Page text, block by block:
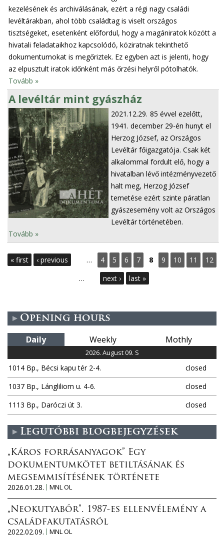
kezelésének és archiválásának, ezért a régi nagy családi
levéltárakban, ahol több családtag is viselt országos
tisztségeket, esetenként előfordul, hogy a magániratok között a
hivatali feladataikhoz kapcsolódó, köziratnak tekinthető
dokumentumokat is megőriztek. Ez egyben azt is jelenti, hogy
az elpusztult iratok időnként más őrzési helyről pótolhatók.
Tovább »
A levéltár mint gyászház
2021.12.29. 85 évvel ezelőtt,
1941. december 29-én hunyt el
Herzog József, az Országos
Levéltár főigazgatója. Csak két
alkalommal fordult elő, hogy a
hivatalban lévő intézményvezető
halt meg, Herzog József
temetése ezért szinte páratlan
gyászesemény volt az Országos
Levéltár történetében.
Tovább »
P
e
s
« first ‹ previous … 4 5 6 7 8 9 10 11
12
…
next › last »
Opening hours
Daily Weekly Mothly
2026. August 09. S
1014 Bp., Bécsi kapu tér 2-4.
closed
1037 Bp., Lángliliom u. 4-6.
closed
1113 Bp., Daróczi út 3.
closed
Legutóbbi blogbejegyzések
„Káros forrásanyagok” Egy
dokumentumkötet betiltásának és
megsemmisítésének története
2026.01.28.
MNL OL
„Neokutyabőr”. 1987-es ellenvélemény a
családfakutatásról
2022.02.09.
MNL OL